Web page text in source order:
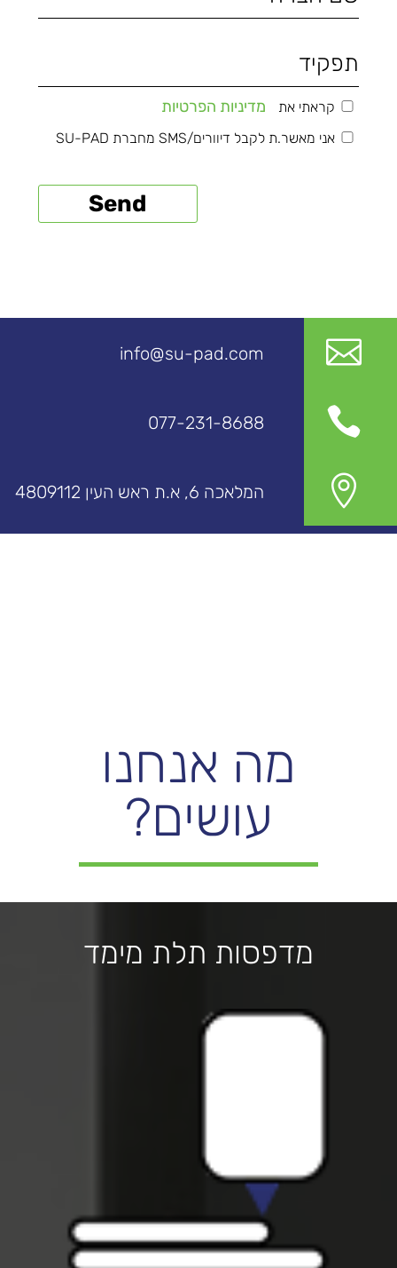
קראתי את מדיניות הפרטיות
אני מאשר.ת לקבל דיוורים/SMS מחברת SU-PAD

info@su-pad.com

077-231-8688
 המלאכה 6, א.ת ראש העין 4809112
מה אנחנו
עושים?
מדפסות תלת מימד